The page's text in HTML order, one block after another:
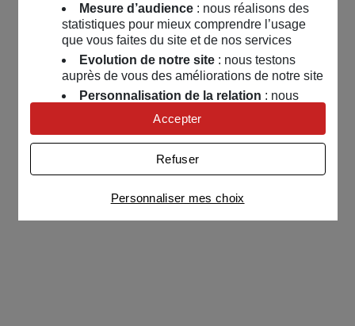
Mesure d’audience: nous réalisons des
statistiques pour mieux comprendre l’usage
que vous faites du site et de nos services
Evolution de notre site: nous testons
auprès de vous des améliorations de notre site
Personnalisation de la relation : nous
nous servons de cookies pour adapter nos
contenus et personnaliser nos offres
Univers publicitaire: nous utilisons avec
nos partenaires des cookies pour afficher des
publicités personnalisées
Connaître notre politique cookies et la liste de nos
partenaires
Personnaliser mes choix
Refuser
Accepter